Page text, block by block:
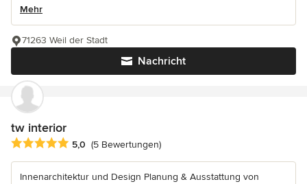
Mehr
Nachricht
71263 Weil der Stadt
tw interior
Durchschnittliche Bewertung: 5 von 5 Sternen
5,0 (5 Bewertungen)
Innenarchitektur und Design Planung & Ausstattung von